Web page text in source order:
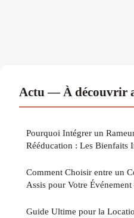
Actu — À découvrir
Pourquoi Intégrer un
Rééducation : Les Bienfaits
Comment Choisir entre un
Assis pour Votre
Guide Ultime pour la